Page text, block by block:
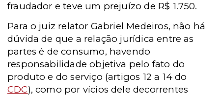
fraudador e teve um prejuízo de R$ 1.750.
Para o juiz relator Gabriel Medeiros, não há
dúvida de que a relação jurídica entre as
partes é de consumo, havendo
responsabilidade objetiva pelo fato do
produto e do serviço (artigos 12 a 14 do
CDC), como por vícios dele decorrentes